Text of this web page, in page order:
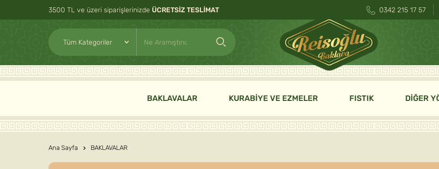
3500 TL ve üzeri siparişlerinizde ÜCRETSİZ TESLİMAT 0342 215 17 57
BAKLAVALAR KURABİYE VE EZMELER FISTIK DİĞER
Ana Sayfa BAKLAVALAR